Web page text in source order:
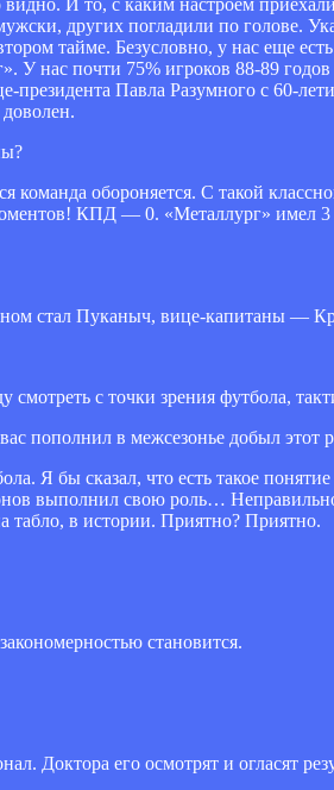
других погладили по голове.
тайме. Безусловно, у нас еще
У нас почти 75% игроков 88-89
президента Павла Разумного с 60-
обороняется. С такой
КПД — 0. «Металлург» имел 3
стал Пуканыч, вице-капитаны —
с точки зрения футбола,
пополнил в межсезонье добыл этот
Я бы сказал, что есть такое
выполнил свою роль…
табло, в истории. Приятно? Приятно.
становится.
Доктора его осмотрят и огласят